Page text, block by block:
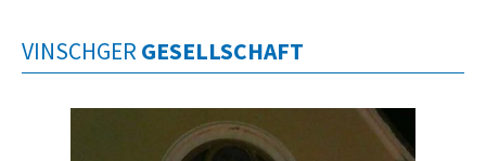
VINSCHGER GESELLSCHAFT